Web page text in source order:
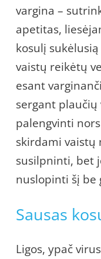
vargina –
apetitas,
kosulį
vaistų reikėtų
esant
sergant
palengvinti
skirdami vaistų
susilpninti, bet
nuslopinti šį be
Sausas
Ligos, ypač